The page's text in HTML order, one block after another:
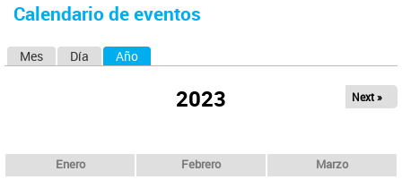
usted
Calendario de eventos
Mes Día Año
2023 Next »
Enero Febrero Marzo